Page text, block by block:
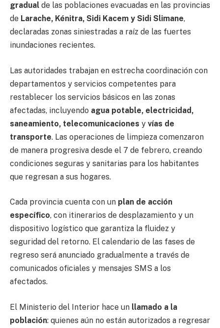
gradual de las poblaciones evacuadas en las provincias
de Larache, Kénitra, Sidi Kacem y Sidi Slimane,
declaradas zonas siniestradas a raíz de las fuertes
inundaciones recientes.
Las autoridades trabajan en estrecha coordinación con
departamentos y servicios competentes para
restablecer los servicios básicos en las zonas
afectadas, incluyendo agua potable, electricidad,
saneamiento, telecomunicaciones y vías de
transporte. Las operaciones de limpieza comenzaron
de manera progresiva desde el 7 de febrero, creando
condiciones seguras y sanitarias para los habitantes
que regresan a sus hogares.
Cada provincia cuenta con un plan de acción
específico, con itinerarios de desplazamiento y un
dispositivo logístico que garantiza la fluidez y
seguridad del retorno. El calendario de las fases de
regreso será anunciado gradualmente a través de
comunicados oficiales y mensajes SMS a los
afectados.
El Ministerio del Interior hace un llamado a la
población: quienes aún no están autorizados a regresar